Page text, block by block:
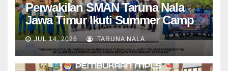
Perwakilan SMAN Taruna Nala
Jawa Timur Ikuti Summer Camp
di Da-Yeh University, Taiwan
JUL 14, 2026 TARUNA NALA